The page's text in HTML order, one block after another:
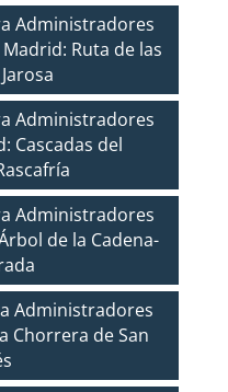
Administradores
Ruta de las
Administradores
Cascadas del
Administradores
de la Cadena-
Administradores
Chorrera de San